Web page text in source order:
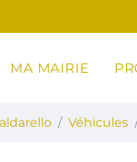
MA MAIRIE
Véhicules